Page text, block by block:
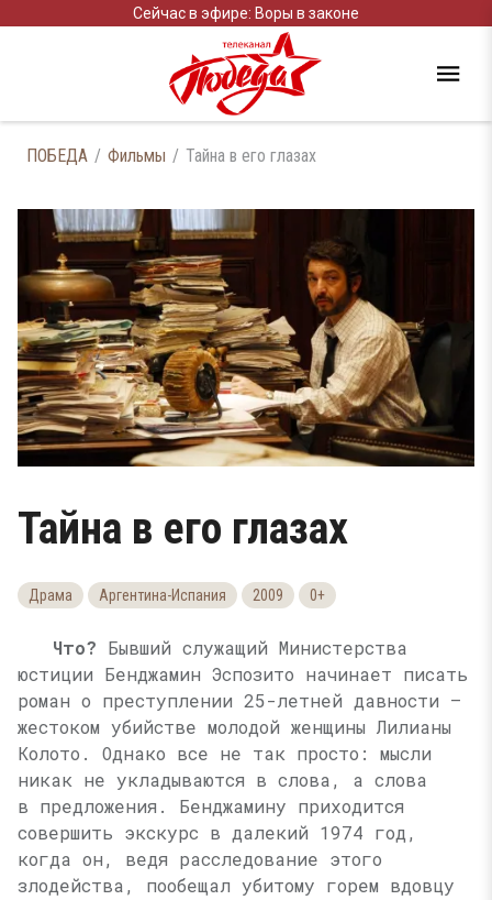
Сейчас в эфире: Воры в законе
ПОБЕДА Фильмы Тайна в его глазах
Тайна в его глазах
Драма Аргентина-Испания 2009 0+
Что? Бывший служащий Министерства
юстиции Бенджамин Эспозито начинает писать
роман о преступлении 25-летней давности —
жестоком убийстве молодой женщины Лилианы
Колото. Однако все не так просто: мысли
никак не укладываются в слова, а слова
в предложения. Бенджамину приходится
совершить экскурс в далекий 1974 год,
когда он, ведя расследование этого
злодейства, пообещал убитому горем вдовцу